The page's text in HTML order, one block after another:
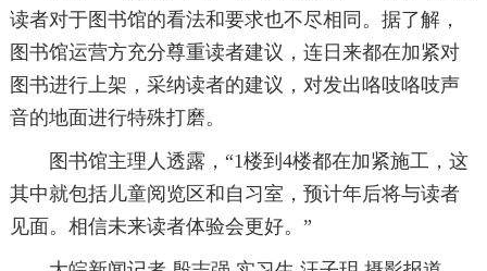
读者对于图书馆的看法和要求也不尽相同。据了解，
图书馆运营方充分尊重读者建议，连日来都在加紧对
图书进行上架，采纳读者的建议，对发出咯吱咯吱声
音的地面进行特殊打磨。
图书馆主理人透露，“1楼到4楼都在加紧施工，这
其中就包括儿童阅览区和自习室，预计年后将与读者
见面。相信未来读者体验会更好。”